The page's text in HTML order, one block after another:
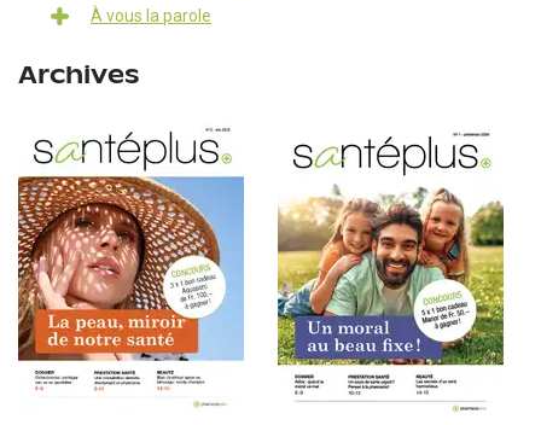
À vous la parole
Archives